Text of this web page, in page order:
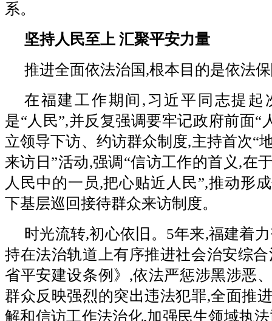
系。
坚持人民至上 汇聚平安力量
推进全面依法治国,根本目的是依法
在福建工作期间,习近平同志提起
是“人民”,并反复强调要牢记政府前面“
立领导下访、约访群众制度,主持首次“
来访日”活动,强调“信访工作的首义,在
人民中的一员,把心贴近人民”,推动形
下基层巡回接待群众来访制度。
时光流转,初心依旧。5年来,福建着
持在法治轨道上有序推进社会治安综
省平安建设条例》,依法严惩涉黑涉恶
群众反映强烈的突出违法犯罪,全面推
解和信访工作法治化,加强民生领域执